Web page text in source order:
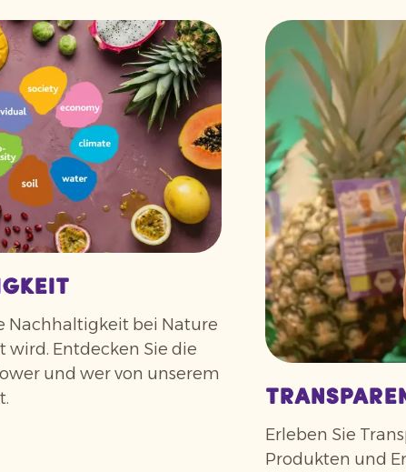
Nachhaltigkeit bei Nature
wird. Entdecken Sie die
und wer von unserem
Erleben Sie
Produkten und